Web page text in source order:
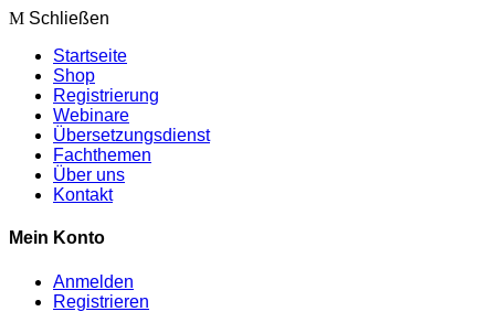
Schließen
Startseite
Shop
Registrierung
Webinare
Übersetzungsdienst
Fachthemen
Über uns
Kontakt
Mein Konto
Anmelden
Registrieren